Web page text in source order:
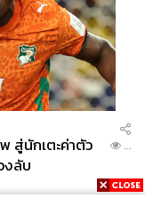
สู่นักเตะค่าตัว
งลับ
...